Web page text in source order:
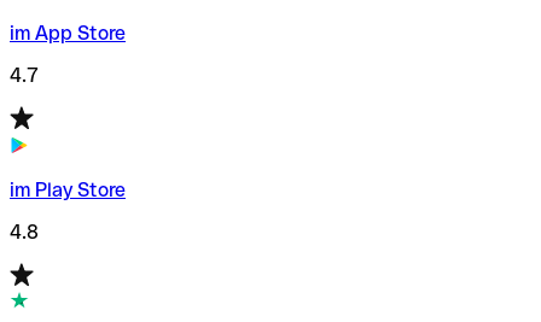
im App Store
4.7
im Play Store
4.8